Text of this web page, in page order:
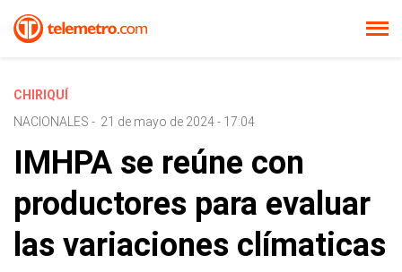
CHIRIQUÍ
NACIONALES - 21 de mayo de 2024 - 17:04
IMHPA se reúne con
productores para evaluar
las variaciones clímaticas